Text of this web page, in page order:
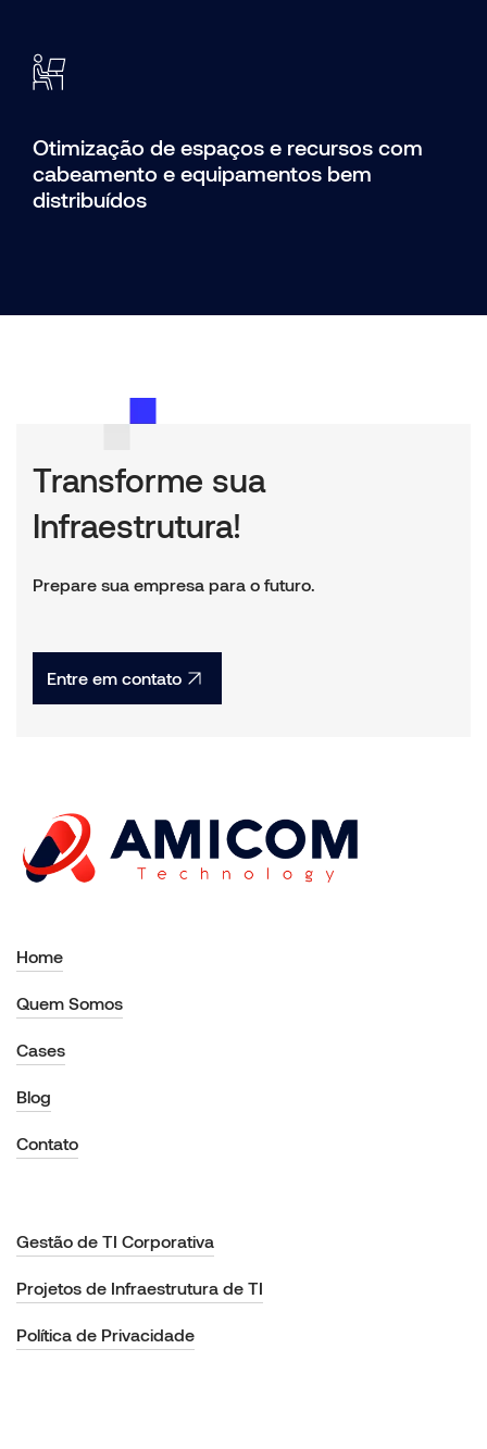
Otimização de espaços e recursos com
cabeamento e equipamentos bem
distribuídos
Transforme sua
Infraestrutura!
Prepare sua empresa para o futuro.
Entre em contato
Home
Quem Somos
Cases
Blog
Contato
Gestão de TI Corporativa
Projetos de Infraestrutura de TI
Política de Privacidade